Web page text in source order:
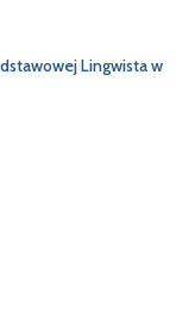
Lingwista w